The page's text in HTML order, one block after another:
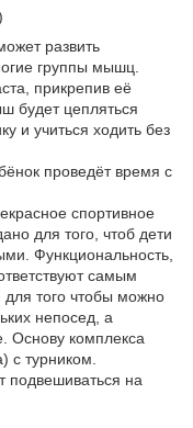
развить
группы мышц.
прикрепив её
будет цепляться
и учиться ходить без
проведёт время с
спортивное
для того, чтоб дети
Функциональность,
самым
для того чтобы можно
непосед, а
Основу комплекса
с турником.
подвешиваться на